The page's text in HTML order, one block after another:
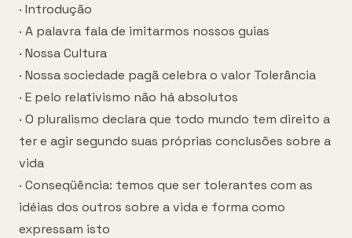
· Introdução
· A palavra fala de imitarmos nossos guias
· Nossa Cultura
· Nossa sociedade pagã celebra o valor Tolerância
· E pelo relativismo não há absolutos
· O pluralismo declara que todo mundo tem direito a
ter e agir segundo suas próprias conclusões sobre a
vida
· Conseqüência: temos que ser tolerantes com as
idéias dos outros sobre a vida e forma como
expressam isto